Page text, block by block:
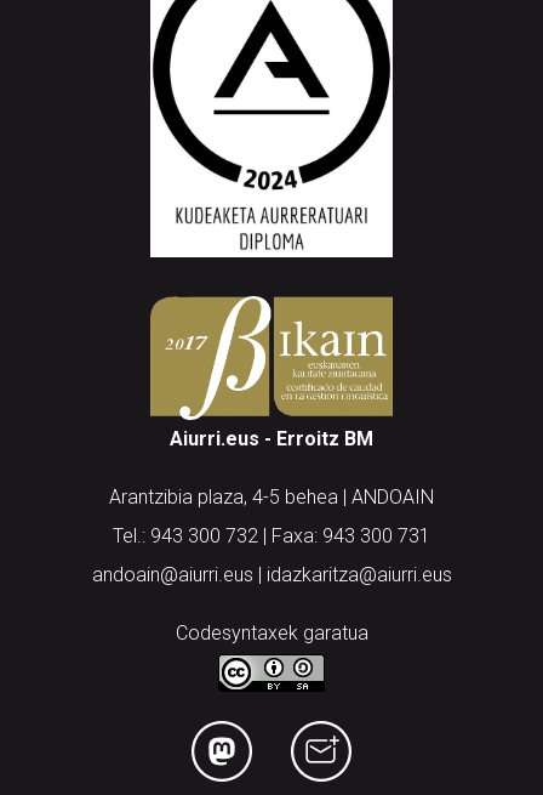
Aiurri.eus - Erroitz BM
Arantzibia plaza, 4-5 behea | ANDOAIN
Tel.: 943 300 732 | Faxa: 943 300 731
andoain@aiurri.eus | idazkaritza@aiurri.eus
Codesyntaxek garatua